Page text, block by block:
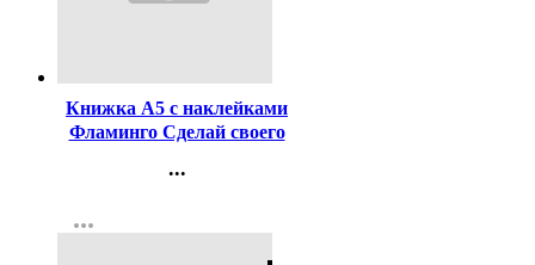
Книжка А5 с наклейками
Фламинго Сделай своего
28480/32937/34924
...
Регистрация
more_horiz